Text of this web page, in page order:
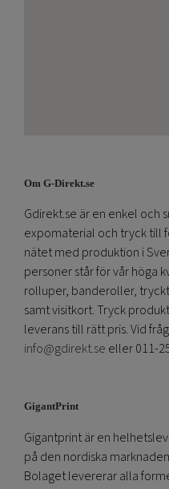
Om G-Direkt.se
Gdirekt.se är en enkel och
expomaterial och tryck till
nätet med produktion i
personer står för vår höga
rolluper, banderoller,
samt visitkort. Tryck
leverans till rätt pris. Vid
info@gdirekt.se eller 011-
GigantPrint
Gigantprint är en
på den nordiska
Bolaget levererar alla